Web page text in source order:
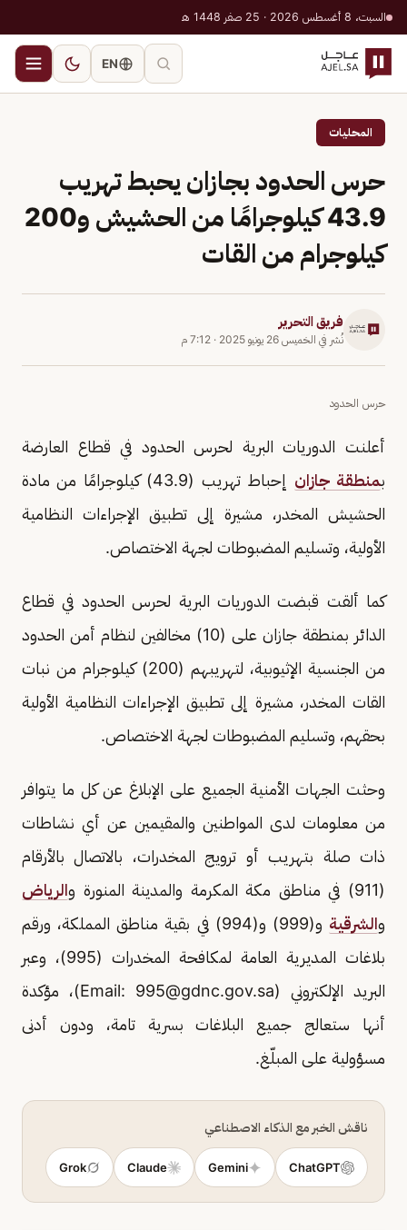
السبت، 8 أغسطس 2026 · 25 صفر 1448 هـ
EN
المحليات
حرس الحدود بجازان يحبط تهريب
43.9 كيلوجرامًا من الحشيش و200
كيلوجرام من القات
فريق التحرير
نُشر في الخميس 26 يونيو 2025 · 7:12 م
حرس الحدود
أعلنت الدوريات البرية لحرس الحدود في قطاع العارضة
بمنطقة جازان
إحباط تهريب (43.9) كيلوجرامًا من مادة
الحشيش المخدر، مشيرة إلى تطبيق الإجراءات النظامية
الأولية، وتسليم المضبوطات لجهة الاختصاص.
كما ألقت قبضت الدوريات البرية لحرس الحدود في قطاع
الدائر بمنطقة جازان على (10) مخالفين لنظام أمن الحدود
من الجنسية الإثيوبية، لتهريبهم (200) كيلوجرام من نبات
القات المخدر، مشيرة إلى تطبيق الإجراءات النظامية الأولية
بحقهم، وتسليم المضبوطات لجهة الاختصاص.
‏‎وحثت الجهات الأمنية الجميع على الإبلاغ عن كل ما يتوافر
من معلومات لدى المواطنين والمقيمين عن أي نشاطات
ذات صلة بتهريب أو ترويج المخدرات، بالاتصال بالأرقام
(911) في مناطق مكة المكرمة والمدينة المنورة و
الرياض
والشرقية
و(999) و(994) في بقية مناطق المملكة، ورقم
بلاغات المديرية العامة لمكافحة المخدرات (995)، وعبر
البريد الإلكتروني (Email:995@gdnc.gov.sa
)، مؤكدة
أنها ستعالج جميع البلاغات بسرية تامة، ودون أدنى
مسؤولية على المبلّغ.
ناقش الخبر مع الذكاء الاصطناعي
ChatGPT
Gemini
Claude
Grok